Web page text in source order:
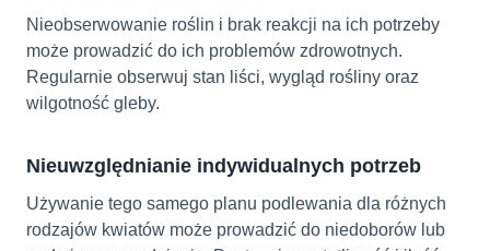
Nieobserwowanie roślin i brak reakcji na ich potrzeby
może prowadzić do ich problemów zdrowotnych.
Regularnie obserwuj stan liści, wygląd rośliny oraz
wilgotność gleby.
Nieuwzględnianie indywidualnych potrzeb
Używanie tego samego planu podlewania dla różnych
rodzajów kwiatów może prowadzić do niedoborów lub